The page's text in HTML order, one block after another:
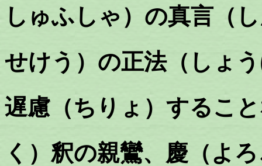
しゅふしゃ）の真言（
せけう）の正法（しょ
遅慮（ちりょ）するこ
く） 釈の親鸞、慶（よ